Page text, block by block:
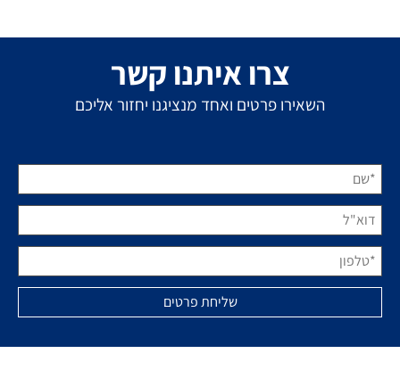
צרו איתנו קשר
השאירו פרטים ואחד מנציגנו יחזור אליכם